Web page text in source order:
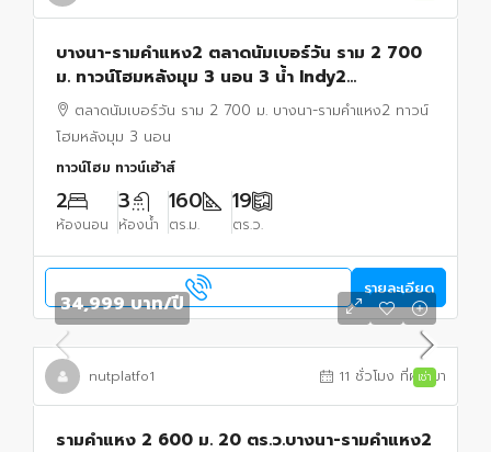
บางนา-รามคำแหง2 ตลาดนัมเบอร์วัน ราม 2 700
ม. ทาวน์โฮมหลังมุม 3 นอน 3 น้ำ Indy2
ม.รามคำแหง 2 600 ม. 20 ตร.ว.
ตลาดนัมเบอร์วัน ราม 2 700 ม. บางนา-รามคำแหง2 ทาวน์
โฮมหลังมุม 3 นอน
ทาวน์โฮม ทาวน์เฮ้าส์
2
ห้องนอน
3
ห้องน้ำ
160
ตร.ม.
19
ตร.ว.
รายละเอียด
เช่า
34,999 บาท/ปี
nutplatfo1 11 ชั่วโมง ที่ผ่านมา
รามคำแหง 2 600 ม. 20 ตร.ว.บางนา-รามคำแหง2